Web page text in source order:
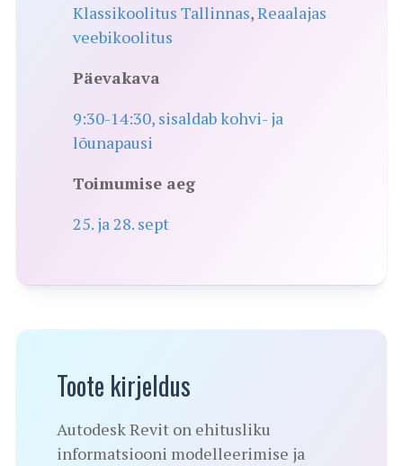
Klassikoolitus Tallinnas,Reaalajas
veebikoolitus
Päevakava
9:30-14:30, sisaldab kohvi- ja
lõunapausi
Toimumise aeg
25. ja 28. sept
Toote kirjeldus
Autodesk Revit on ehitusliku
informatsiooni modelleerimise ja